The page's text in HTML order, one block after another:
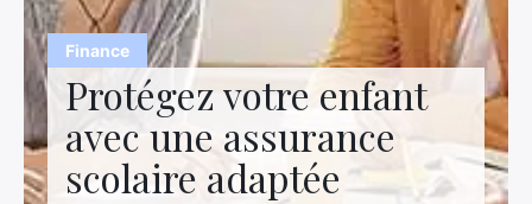
Finance
Protégez votre enfant
avec une assurance
scolaire adaptée
Loisirs